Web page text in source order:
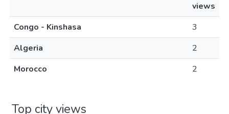
views
Congo - Kinshasa
3
Algeria
2
Morocco
2
Top city views